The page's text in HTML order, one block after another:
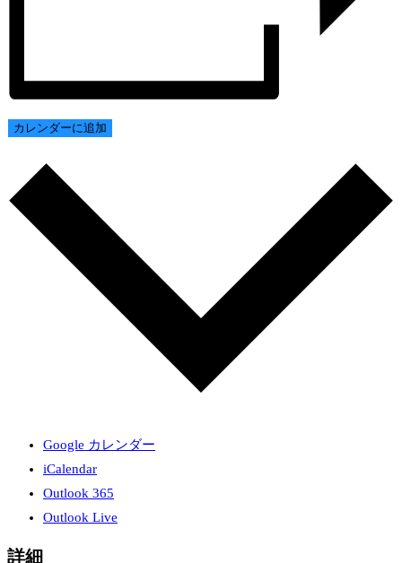
カレンダーに追加
Google カレンダー
iCalendar
Outlook 365
Outlook Live
詳細